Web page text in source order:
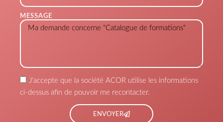
MESSAGE
J'accepte que la société ACOR utilise les informations
ci-dessus afin de pouvoir me recontacter.
ENVOYER